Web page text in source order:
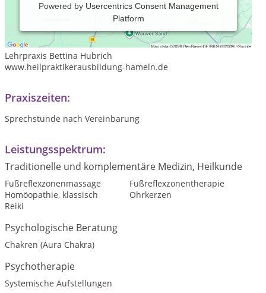
Powered by Usercentrics Consent Management
Platform
Heilpraktiker für Psychotherapieausbildung
Seminare
Lehrpraxis Bettina Hubrich
www.heilpraktikerausbildung-hameln.de
Praxiszeiten:
Sprechstunde nach Vereinbarung
Leistungsspektrum:
Traditionelle und komplementäre Medizin, Heilkunde
Fußreflexzonenmassage
Fußreflexzonentherapie
Homöopathie, klassisch
Ohrkerzen
Reiki
Psychologische Beratung
Chakren (Aura Chakra)
Psychotherapie
Systemische Aufstellungen